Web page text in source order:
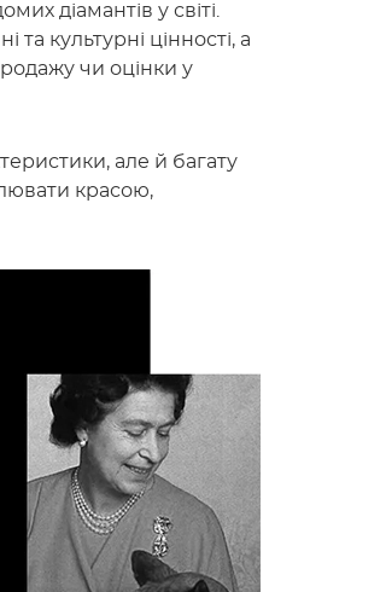
діамантів у світі.
та культурні цінності, а
чи оцінки у
але й багату
красою,